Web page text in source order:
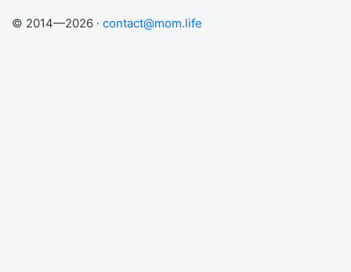
© 2014—2026 · contact@mom.life